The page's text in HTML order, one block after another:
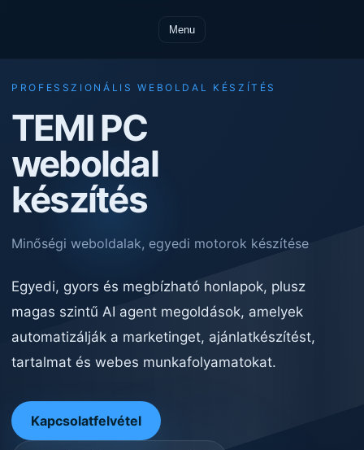
Menu
PROFESSZIONÁLIS WEBOLDAL KÉSZÍTÉS
TEMI PC
weboldal
készítés
Minőségi weboldalak, egyedi motorok készítése
Egyedi, gyors és megbízható honlapok, plusz
magas szintű AI agent megoldások, amelyek
automatizálják a marketinget, ajánlatkészítést,
tartalmat és webes munkafolyamatokat.
Kapcsolatfelvétel